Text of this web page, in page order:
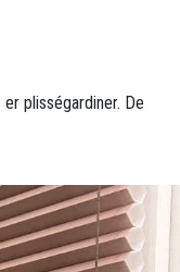
plisségardiner. De